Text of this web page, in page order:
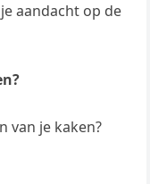
aandacht op de
van je kaken?